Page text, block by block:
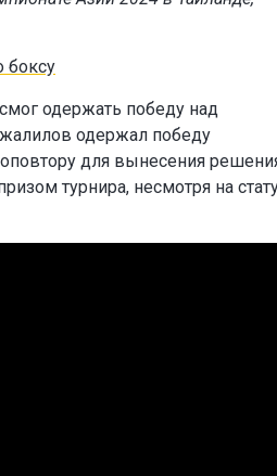
боксу
одержать победу над
одержал победу
для вынесения
турнира, несмотря на